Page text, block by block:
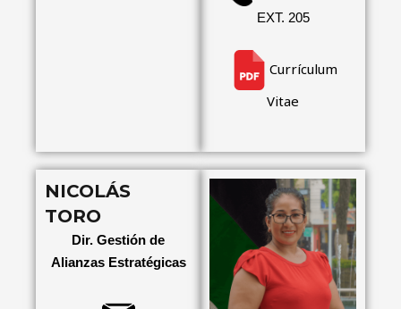
EXT. 205
Currículum
Vitae
NICOLÁS
TORO
Dir. Gestión de
Alianzas Estratégicas